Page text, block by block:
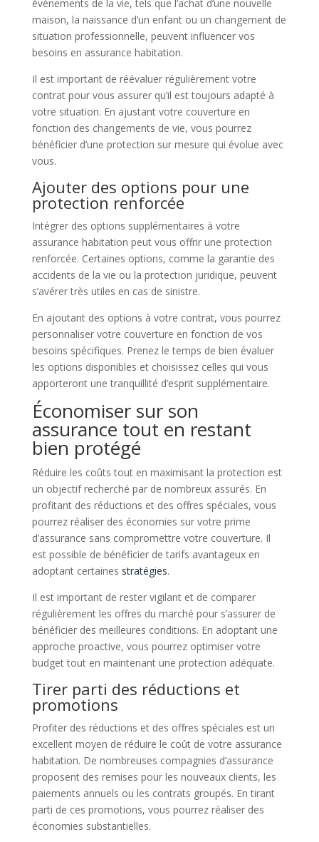
événements de la vie, tels que l’achat d’une nouvelle
maison, la naissance d’un enfant ou un changement de
situation professionnelle, peuvent influencer vos
besoins en assurance habitation.
Il est important de réévaluer régulièrement votre
contrat pour vous assurer qu’il est toujours adapté à
votre situation. En ajustant votre couverture en
fonction des changements de vie, vous pourrez
bénéficier d’une protection sur mesure qui évolue avec
vous.
Ajouter des options pour une
protection renforcée
Intégrer des options supplémentaires à votre
assurance habitation peut vous offrir une protection
renforcée. Certaines options, comme la garantie des
accidents de la vie ou la protection juridique, peuvent
s’avérer très utiles en cas de sinistre.
En ajoutant des options à votre contrat, vous pourrez
personnaliser votre couverture en fonction de vos
besoins spécifiques. Prenez le temps de bien évaluer
les options disponibles et choisissez celles qui vous
apporteront une tranquillité d’esprit supplémentaire.
Économiser sur son
assurance tout en restant
bien protégé
Réduire les coûts tout en maximisant la protection est
un objectif recherché par de nombreux assurés. En
profitant des réductions et des offres spéciales, vous
pourrez réaliser des économies sur votre prime
d’assurance sans compromettre votre couverture. Il
est possible de bénéficier de tarifs avantageux en
adoptant certaines stratégies.
Il est important de rester vigilant et de comparer
régulièrement les offres du marché pour s’assurer de
bénéficier des meilleures conditions. En adoptant une
approche proactive, vous pourrez optimiser votre
budget tout en maintenant une protection adéquate.
Tirer parti des réductions et
promotions
Profiter des réductions et des offres spéciales est un
excellent moyen de réduire le coût de votre assurance
habitation. De nombreuses compagnies d’assurance
proposent des remises pour les nouveaux clients, les
paiements annuels ou les contrats groupés. En tirant
parti de ces promotions, vous pourrez réaliser des
économies substantielles.